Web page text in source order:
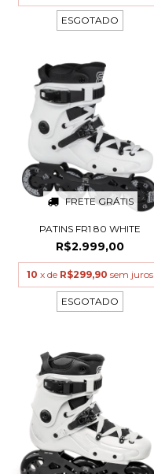
ESGOTADO
FRETE GRÁTIS
PATINS FR1 80 WHITE
R$2.999,00
10 x de R$299,90 sem juros
ESGOTADO